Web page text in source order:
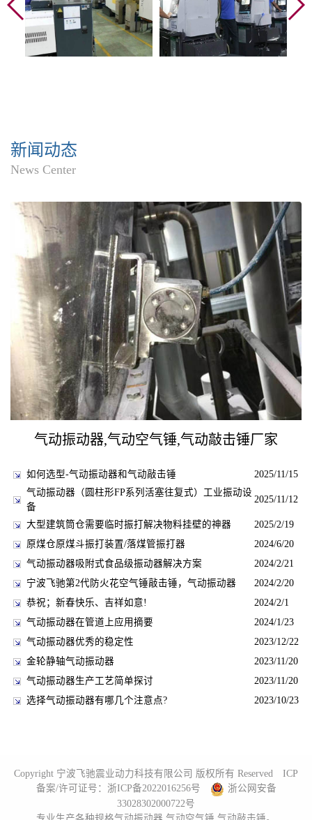
新闻动态
News Center
气动振动器,气动空气锤,气动敲击锤厂家
如何选型-气动振动器和气动敲击锤
2025/11/15
气动振动器（圆柱形FP系列活塞往复式）工业振动设
备
2025/11/12
大型建筑筒仓需要临时振打解决物料挂壁的神器
2025/2/19
原煤仓原煤斗振打装置/落煤管振打器
2024/6/20
气动振动器吸附式食品级振动器解决方案
2024/2/21
宁波飞驰第2代防火花空气锤敲击锤，气动振动器
2024/2/20
恭祝；新春快乐、吉祥如意!
2024/2/1
气动振动器在管道上应用摘要
2024/1/23
气动振动器优秀的稳定性
2023/12/22
金轮静轴气动振动器
2023/11/20
气动振动器生产工艺简单探讨
2023/11/20
选择气动振动器有哪几个注意点?
2023/10/23
Copyright 宁波飞驰震业动力科技有限公司 版权所有 Reserved ICP
备案/许可证号： 浙ICP备2022016256号
浙公网安备
33028302000722号